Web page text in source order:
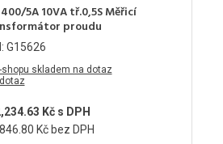
5A 10VA tř.0,5S Měřicí
proudu
G15626
shopu skladem na dotaz
Kč s DPH
Kč bez DPH